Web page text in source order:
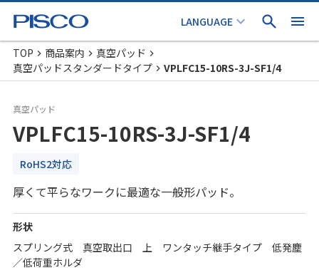
TOP 商品案内
真空パッド
真空パッドスタンダードタイプ
VPLFC15-10RS-3J-SF1/4
真空パッド
VPLFC15-10RS-3J-SF1/4
RoHS2対応
厚くて平らなワークに最適な一般形パッド。
形状
スプリング式 真空取出口 上 ワンタッチ継手タイプ 低発塵
／低荷重ホルダ